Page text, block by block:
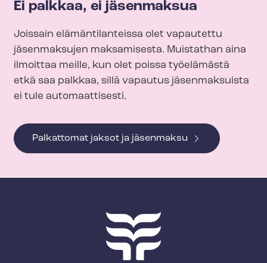
Ei palkkaa, ei jäsenmaksua
Joissain elämäntilanteissa olet vapautettu
jäsenmaksujen maksamisesta. Muistathan aina
ilmoittaa meille, kun olet poissa työelämästä
etkä saa palkkaa, sillä vapautus jäsenmaksuista
ei tule automaattisesti.
Palkattomat jaksot ja jäsenmaksu